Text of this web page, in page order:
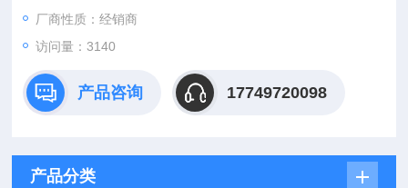
厂商性质：经销商
访问量：3140
产品咨询 17749720098
产品分类